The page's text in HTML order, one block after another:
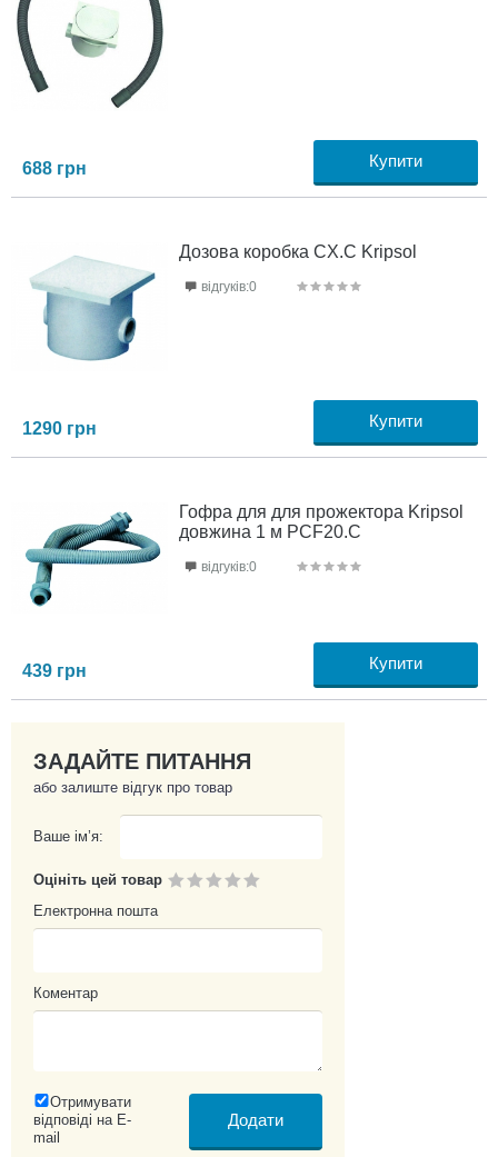
688 грн Купити
Дозова коробка CX.C Kripsol
1290 грн Купити
відгуків:0
Гофра для для прожектора Kripsol
довжина 1 м PCF20.C
439 грн Купити
відгуків:0
ЗАДАЙТЕ ПИТАННЯ
або залиште відгук про товар
Ваше ім’я:
Оцініть цей товар
Електронна пошта
Коментар
Отримувати
відповіді на E-
mail